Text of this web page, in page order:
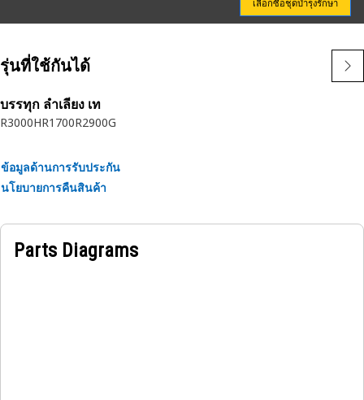
เลือกซื้อชุดบำรุงรักษา
รุ่นที่ใช้กันได้
บรรทุก ลำเลียง เท
R3000HR1700R2900G
ข้อมูลด้านการรับประกัน
นโยบายการคืนสินค้า
Parts Diagrams